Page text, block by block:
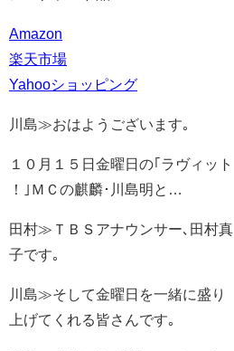
Amazon
楽天市場
Yahooショッピング
川島≫おはようございます｡
１０月１５日金曜日の｢ラヴィット
！｣ＭＣの麒麟･川島明と…
田村≫ＴＢＳアナウンサー､田村真
子です｡
川島≫そして金曜日を一緒に盛り
上げてくれる皆さんです｡